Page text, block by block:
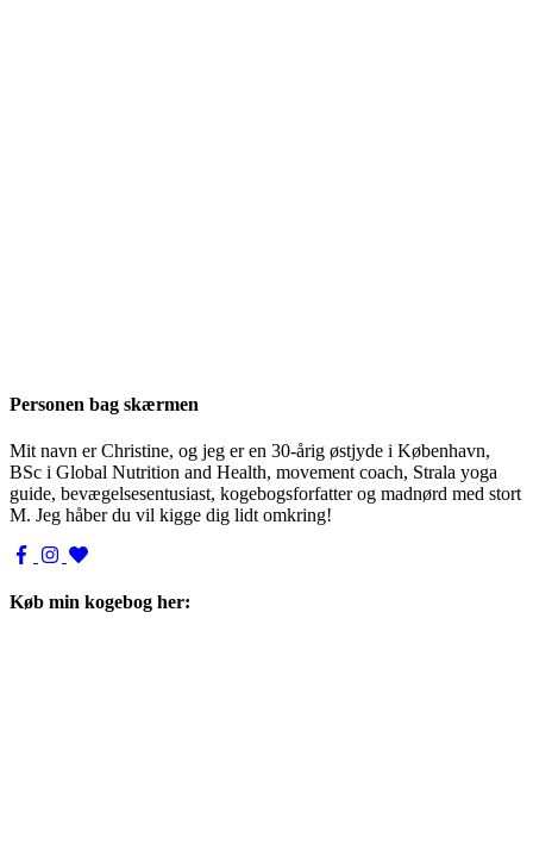
Personen bag skærmen
Mit navn er Christine, og jeg er en 30-årig østjyde i København,
BSc i Global Nutrition and Health, movement coach, Strala yoga
guide, bevægelsesentusiast, kogebogsforfatter og madnørd med stort
M. Jeg håber du vil kigge dig lidt omkring!
Køb min kogebog her: